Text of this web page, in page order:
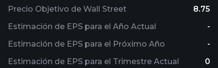
Precio Objetivo de Wall Street
8.75
Estimación de EPS para el Año Actual
-
Estimación de EPS para el Próximo Año
-
Estimación de EPS para el Trimestre Actual
0